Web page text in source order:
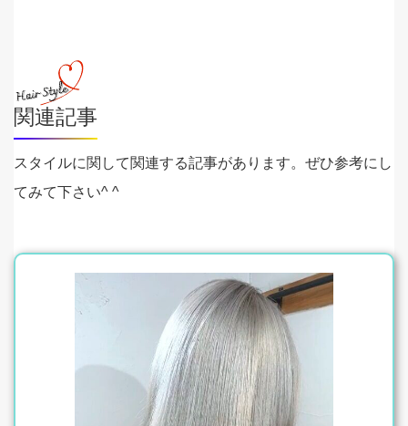
関連記事
スタイルに関して関連する記事があります。ぜひ参考にし
てみて下さい^ ^